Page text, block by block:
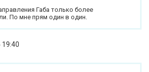
Габа только более
По мне прям один в один.
19:40